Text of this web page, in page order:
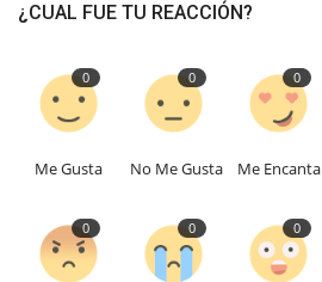
¿CUAL FUE TU REACCIÓN?
0
Me Gusta
0
No Me Gusta
0
Me Encanta
0 0 0